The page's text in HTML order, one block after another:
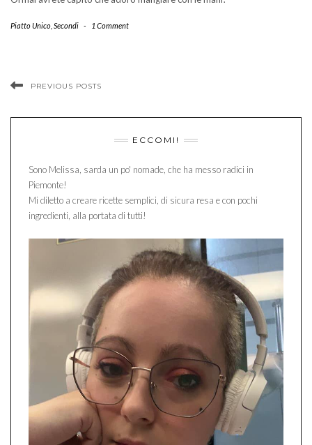
Piatto Unico Secondi - 1 Comment
PREVIOUS POSTS
ECCOMI!
Sono Melissa, sarda un po' nomade, che ha messo radici in
Piemonte!
Mi diletto a creare ricette semplici, di sicura resa e con pochi
ingredienti, alla portata di tutti!